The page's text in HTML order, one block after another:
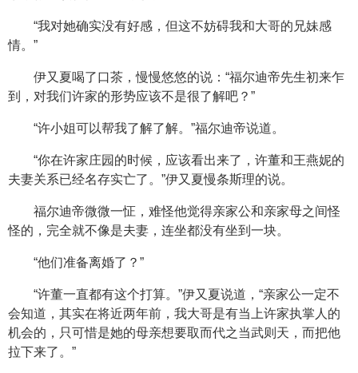
“我对她确实没有好感，但这不妨碍我和大哥的兄妹感
情。”
伊又夏喝了口茶，慢慢悠悠的说：“福尔迪帝先生初来乍
到，对我们许家的形势应该不是很了解吧？”
“许小姐可以帮我了解了解。”福尔迪帝说道。
“你在许家庄园的时候，应该看出来了，许董和王燕妮的
夫妻关系已经名存实亡了。”伊又夏慢条斯理的说。
福尔迪帝微微一怔，难怪他觉得亲家公和亲家母之间怪
怪的，完全就不像是夫妻，连坐都没有坐到一块。
“他们准备离婚了？”
“许董一直都有这个打算。”伊又夏说道，“亲家公一定不
会知道，其实在将近两年前，我大哥是有当上许家执掌人的
机会的，只可惜是她的母亲想要取而代之当武则天，而把他
拉下来了。”